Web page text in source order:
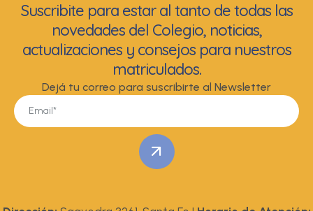
Suscribite para estar al tanto de todas las
novedades del Colegio, noticias,
actualizaciones y consejos para nuestros
matriculados.
Dejá tu correo para suscribirte al Newsletter